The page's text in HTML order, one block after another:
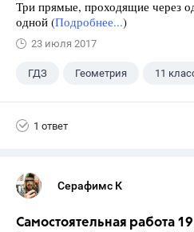
Три прямые, проходящие через
одной (Подробнее...)
23 июля 2017
ГДЗ Геометрия 11
1 ответ
Серафимс К
Самостоятельная работа